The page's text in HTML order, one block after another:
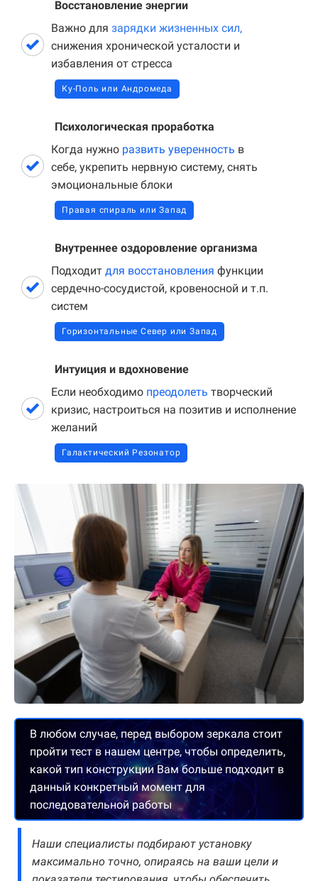
Восстановление энергии
Важно для зарядки жизненных сил,
снижения хронической усталости и
избавления от стресса
Ку-Поль или Андромеда
Психологическая проработка
Когда нужно развить уверенность в
себе, укрепить нервную систему, снять
эмоциональные блоки
Правая спираль или Запад
Внутреннее оздоровление организма
Подходит для восстановления функции
сердечно-сосудистой, кровеносной и т.п.
систем
Горизонтальные Север или Запад
Интуиция и вдохновение
Если необходимо преодолеть творческий
кризис, настроиться на позитив и исполнение
желаний
Галактический Резонатор
В любом случае, перед выбором зеркала стоит
пройти тест в нашем центре, чтобы определить,
какой тип конструкции Вам больше подходит в
данный конкретный момент для
последовательной работы
Наши специалисты подбирают установку
максимально точно, опираясь на ваши цели и